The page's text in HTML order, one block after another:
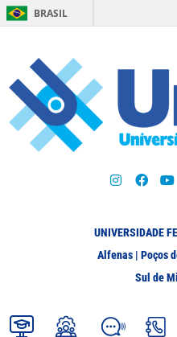
BRASIL
UNIVERSIDADE
Alfenas | Poços
Sul de